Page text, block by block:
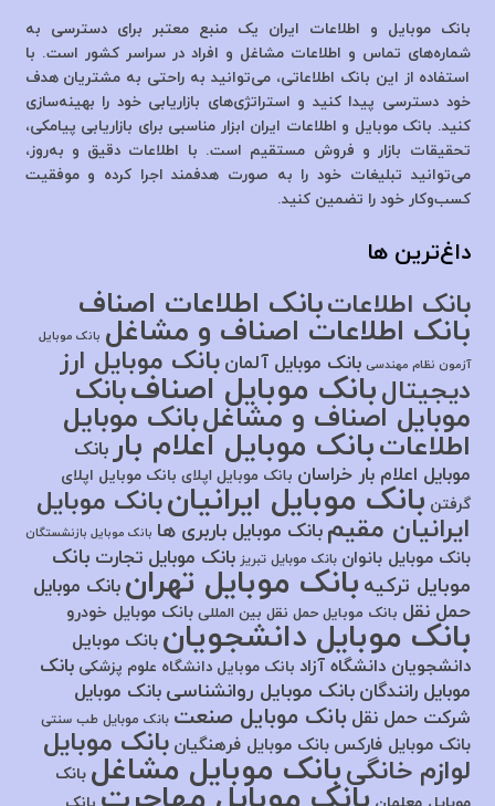
بانک موبایل و اطلاعات ایران یک منبع معتبر برای دسترسی به
شماره‌های تماس و اطلاعات مشاغل و افراد در سراسر کشور است. با
استفاده از این بانک اطلاعاتی، می‌توانید به راحتی به مشتریان هدف
خود دسترسی پیدا کنید و استراتژی‌های بازاریابی خود را بهینه‌سازی
کنید. بانک موبایل و اطلاعات ایران ابزار مناسبی برای بازاریابی پیامکی،
تحقیقات بازار و فروش مستقیم است. با اطلاعات دقیق و به‌روز،
می‌توانید تبلیغات خود را به صورت هدفمند اجرا کرده و موفقیت
کسب‌وکار خود را تضمین کنید.
داغ‌ترین ها
بانک اطلاعاتبانک اطلاعات اصناف
بانک اطلاعات اصناف و مشاغل بانک موبایل
آزمون نظام مهندسی بانک موبایل آلمان بانک موبایل ارز
دیجیتالبانک موبایل اصنافبانک
موبایل اصناف و مشاغلبانک موبایل
اطلاعاتبانک موبایل اعلام باربانک
موبایل اعلام بار خراسان بانک موبایل اپلای بانک موبایل اپلای
گرفتن بانک موبایل ایرانیانبانک موبایل
ایرانیان مقیم بانک موبایل باربری ها بانک موبایل بازنشستگان
بانک موبایل بانوان بانک موبایل تبریز بانک موبایل تجارت بانک
موبایل ترکیه بانک موبایل تهران بانک موبایل
حمل نقل بانک موبایل حمل نقل بین المللی بانک موبایل خودرو
بانک موبایل دانشجویان بانک موبایل
دانشجویان دانشگاه آزاد بانک موبایل دانشگاه علوم پزشکی بانک
موبایل رانندگان بانک موبایل روانشناسی بانک موبایل
شرکت حمل نقل بانک موبایل صنعت بانک موبایل طب سنتی
بانک موبایل فارکس بانک موبایل فرهنگیان بانک موبایل
لوازم خانگیبانک موبایل مشاغلبانک